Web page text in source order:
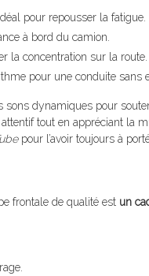
pour repousser la fatigue.
à bord du camion.
la concentration sur la route.
pour une conduite sans
dynamiques pour
tout en appréciant la
pour l’avoir toujours à
frontale de qualité est un